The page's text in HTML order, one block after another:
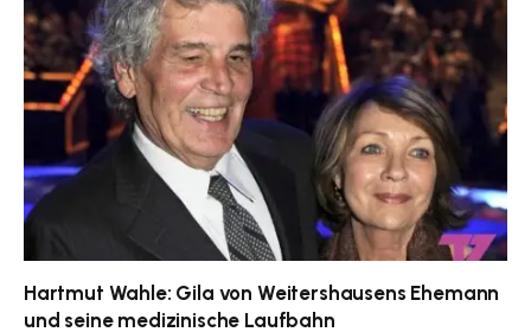
Hartmut Wahle: Gila von Weitershausens Ehemann
und seine medizinische Laufbahn